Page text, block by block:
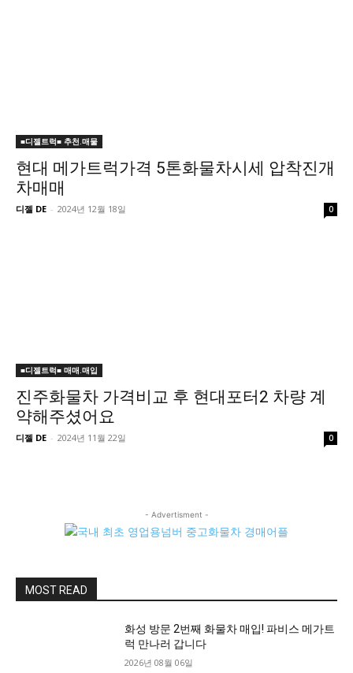
■디젤트럭■ 추천.매물
현대 메가트럭가격 5톤화물차시세 압착진개
차매매
디젤 DE - 2024년 12월 18일 0
■디젤트럭■ 매매.매입
진주화물차 가격비교 후 현대포터2 차량 계
약해주셨어요
디젤 DE - 2024년 11월 22일 0
- Advertisment -
MOST READ
화성 방문 2번째 화물차 매입! 파비스 메가트
럭 만나러 갑니다
2026년 08월 06일